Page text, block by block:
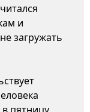
и
загружать